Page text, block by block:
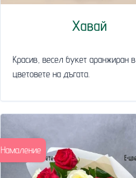
Хавай
Красив, весел букет аранжиран в
цветовете на дъгата.
Намаление